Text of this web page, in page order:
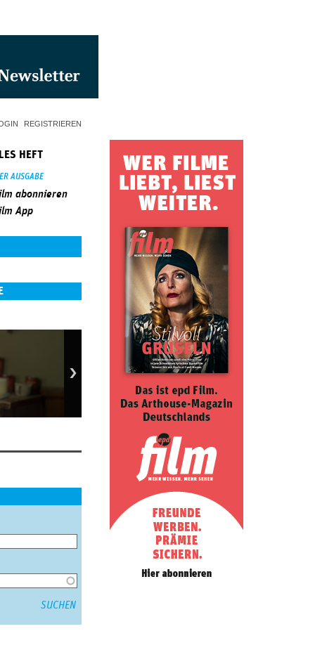
REGISTRIEREN
HEFT
AUSGABE
abonnieren
App